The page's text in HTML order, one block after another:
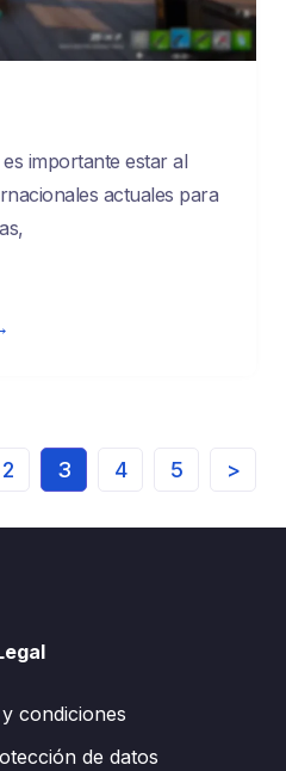
importante estar al
actuales para
2 3 4 5 >
condiciones
de datos